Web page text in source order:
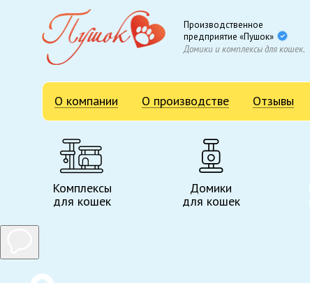
Производственное
предприятие «Пушок»
Домики и комплексы для кошек.
О компании О производстве Отзывы
Комплексы
для кошек
Домики
для кошек